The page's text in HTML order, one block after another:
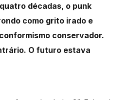
décadas, o punk
como grito irado e
conservador.
O futuro estava